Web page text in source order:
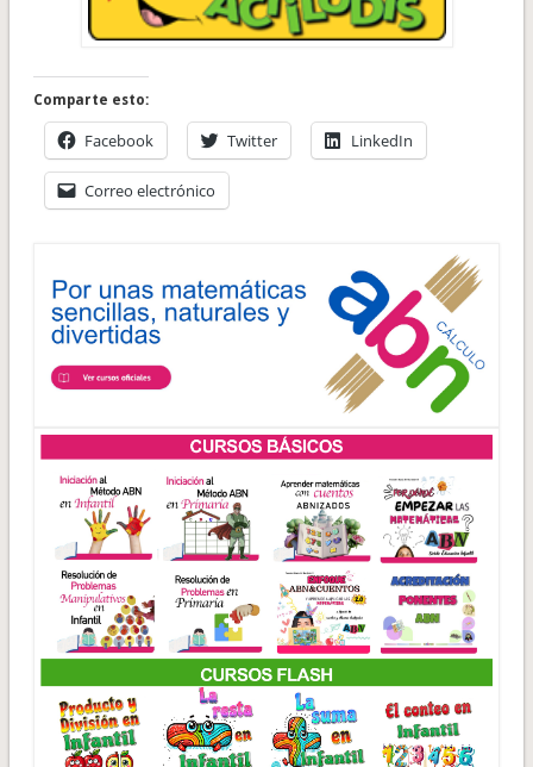
Comparte esto:
Facebook Twitter LinkedIn
Correo electrónico